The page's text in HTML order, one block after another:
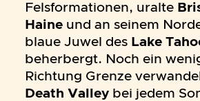
Felsformationen, uralte
Haine und an seinem
blaue Juwel des Lake
beherbergt. Noch ein
Richtung Grenze
Death Valley bei jedem